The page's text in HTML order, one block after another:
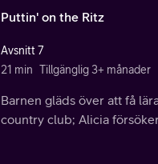
Puttin' on the Ritz
Avsnitt 7
21 min Tillgänglig 3+ månader
Barnen gläds över att få
country club; Alicia